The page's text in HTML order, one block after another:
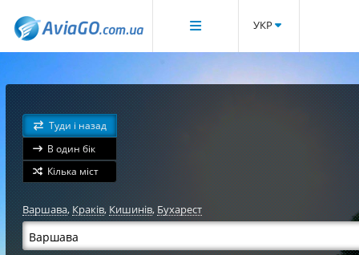
УКР
Туди і назад
В один бік
Кілька міст
Варшава, Краків, Кишинів, Бухарест